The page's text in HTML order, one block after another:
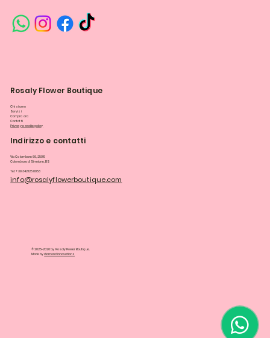
Rosaly Flower Boutique
Chi siamo
Servizi
Compra ora
Contatti
Privacy e cookie policy
Indirizzo e contatti
Via Colombare 66, 25019
Colombare di Sirmione, BS
Tel: +39 342 125 0053
info@rosalyflowerboutique.com
© 2025-2026 by Rosaly Flower Boutique.
Made bydiamondinnovations